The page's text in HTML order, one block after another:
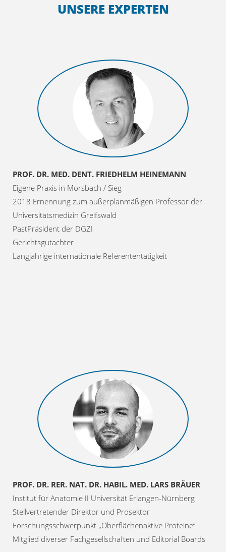
UNSERE EXPERTEN
PROF. DR. MED. DENT. FRIEDHELM HEINEMANN
Eigene Praxis in Morsbach / Sieg
2018 Ernennung zum außerplanmäßigen Professor der
Universitätsmedizin Greifswald
PastPräsident der DGZI
Gerichtsgutachter
Langjährige internationale Referententätigkeit
PROF. DR. RER. NAT. DR. HABIL. MED. LARS BRÄUER
Institut für Anatomie II Universität Erlangen-Nürnberg
Stellvertretender Direktor und Prosektor
Forschungsschwerpunkt „Oberflächenaktive Proteine“
Mitglied diverser Fachgesellschaften und Editorial Boards